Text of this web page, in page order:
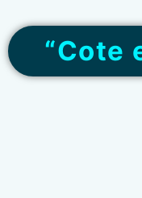
“Cote